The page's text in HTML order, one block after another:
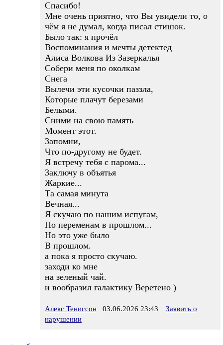
Спасибо!
Мне очень приятно, что Вы увидели то, о
чём я не думал, когда писал стишок.
Было так: я прочёл
Воспоминания и мечты детектед
Алиса Волкова Из Зазеркалья
Собери меня по околкам
Снега
Вылечи эти кусочки паззла,
Которые плачут березами
Белыми.
Сними на свою память
Момент этот.
Запомни,
Что по-другому не будет.
Я встречу тебя с парома...
Заключу в объятья
Жаркие...
Та самая минута
Вечная...
Я скучаю по нашим испугам,
По переменам в прошлом...
Но это уже было
В прошлом.
а пока я просто скучаю.
заходи ко мне
на зеленый чай.
и вообразил галактику Веретено )
Алекс Тениссон 03.06.2026 23:43
Заявить о
нарушении